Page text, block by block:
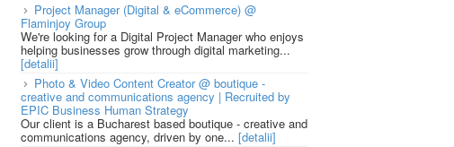
Project Manager (Digital & eCommerce) @
Flaminjoy Group
We're looking for a Digital Project Manager who enjoys
helping businesses grow through digital marketing...
[detalii]
Photo & Video Content Creator @ boutique -
creative and communications agency | Recruited by
EPIC Business Human Strategy
Our client is a Bucharest based boutique - creative and
communications agency, driven by one... [detalii]